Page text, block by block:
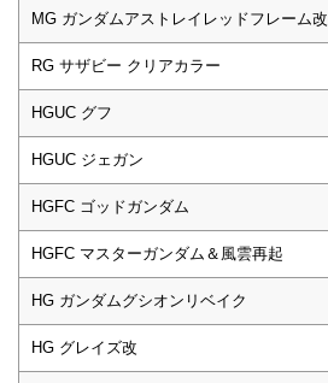
MG ガンダムアストレイレッドフレーム改
RG サザビー クリアカラー
HGUC グフ
HGUC ジェガン
HGFC ゴッドガンダム
HGFC マスターガンダム＆風雲再起
HG ガンダムグシオンリベイク
HG グレイズ改